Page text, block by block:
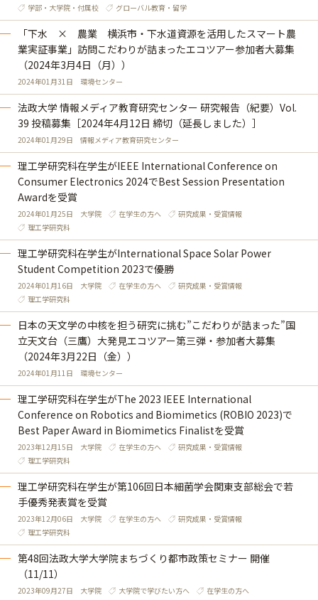
学部・大学院・付属校
グローバル教育・留学
「下水 × 農業 横浜市・下水道資源を活用したスマート農
業実証事業」訪問こだわりが詰まったエコツアー参加者大募集
（2024年3月4日（月））
2024年01月31日 環境センター
法政大学 情報メディア教育研究センター 研究報告（紀要）Vol.
39 投稿募集［2024年4月12日 締切（延長しました）］
2024年01月29日 情報メディア教育研究センター
理工学研究科在学生がIEEE International Conference on
Consumer Electronics 2024でBest Session Presentation
Awardを受賞
2024年01月25日 大学院 在学生の方へ
研究成果・受賞情報
理工学研究科
理工学研究科在学生がInternational Space Solar Power
Student Competition 2023で優勝
2024年01月16日 大学院 在学生の方へ
研究成果・受賞情報
理工学研究科
日本の天文学の中核を担う研究に挑む”こだわりが詰まった”国
立天文台（三鷹）大発見エコツアー第三弾・参加者大募集
（2024年3月22日（金））
2024年01月11日 環境センター
理工学研究科在学生がThe 2023 IEEE International
Conference on Robotics and Biomimetics (ROBIO 2023)で
Best Paper Award in Biomimetics Finalistを受賞
2023年12月15日 大学院 在学生の方へ
研究成果・受賞情報
理工学研究科
理工学研究科在学生が第106回日本細菌学会関東支部総会で若
手優秀発表賞を受賞
2023年12月06日 大学院 在学生の方へ
研究成果・受賞情報
理工学研究科
第48回法政大学大学院まちづくり都市政策セミナー 開催
（11/11）
2023年09月27日 大学院 大学院で学びたい方へ
在学生の方へ